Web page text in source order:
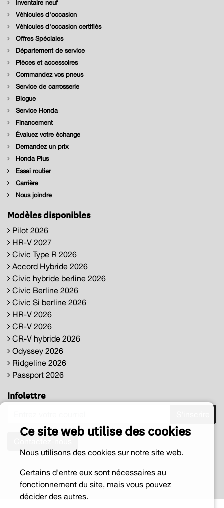
Inventaire neuf
Véhicules d'occasion
Véhicules d'occasion certifiés
Offres Spéciales
Département de service
Pièces et accessoires
Commandez vos pneus
Service de carrosserie
Blogue
Service Honda
Financement
Évaluez votre échange
Demandez un prix
Honda Plus
Essai routier
Carrière
Nous joindre
Modèles disponibles
Pilot 2026
HR-V 2027
Civic Type R 2026
Accord Hybride 2026
Civic hybride berline 2026
Civic Berline 2026
Civic Si berline 2026
HR-V 2026
CR-V 2026
CR-V hybride 2026
Odyssey 2026
Ridgeline 2026
Passport 2026
Infolettre
Ce site web utilise des cookies
Nous utilisons des cookies sur notre site web.
Certains d'entre eux sont nécessaires au
fonctionnement du site, mais vous pouvez
décider des autres.